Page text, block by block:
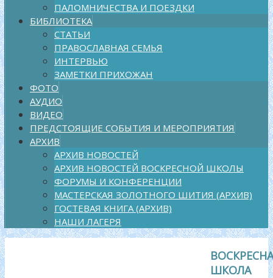
ПАЛОМНИЧЕСТВА И ПОЕЗДКИ
БИБЛИОТЕКА
СТАТЬИ
ПРАВОСЛАВНАЯ СЕМЬЯ
ИНТЕРВЬЮ
ЗАМЕТКИ ПРИХОЖАН
ФОТО
АУДИО
ВИДЕО
ПРЕДСТОЯЩИЕ СОБЫТИЯ И МЕРОПРИЯТИЯ
АРХИВ
АРХИВ НОВОСТЕЙ
АРХИВ НОВОСТЕЙ ВОСКРЕСНОЙ ШКОЛЫ
ФОРУМЫ И КОНФЕРЕНЦИИ
МАСТЕРСКАЯ ЗОЛОТНОГО ШИТИЯ (АРХИВ)
ГОСТЕВАЯ КНИГА (АРХИВ)
НАШИ ЛАГЕРЯ
ШКОЛА